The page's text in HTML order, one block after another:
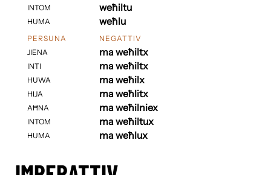
INTOM
HUMA
weħiltu
weħlu
PERSUNA
JIENA
INTI
HUWA
HIJA
AĦNA
INTOM
HUMA
NEGATTIV
ma weħiltx
ma weħiltx
ma weħilx
ma weħlitx
ma weħilniex
ma weħiltux
ma weħlux